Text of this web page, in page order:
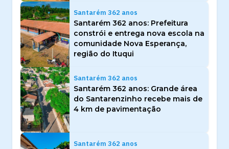
Santarém 362 anos
Santarém 362 anos: Prefeitura
constrói e entrega nova escola na
comunidade Nova Esperança,
região do Ituqui
Santarém 362 anos
Santarém 362 anos: Grande área
do Santarenzinho recebe mais de
4 km de pavimentação
Santarém 362 anos